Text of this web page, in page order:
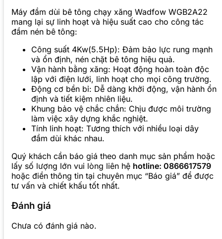
Máy đầm dùi bê tông chạy xăng Wadfow WGB2A22
mang lại sự linh hoạt và hiệu suất cao cho công tác
đầm nén bê tông:
Công suất 4Kw(5.5Hp): Đảm bảo lực rung mạnh
và ổn định, nén chặt bê tông hiệu quả.
Vận hành bằng xăng: Hoạt động hoàn toàn độc
lập với điện lưới, linh hoạt cho mọi công trường.
Động cơ bền bỉ: Dễ dàng khởi động, vận hành ổn
định và tiết kiệm nhiên liệu.
Khung bảo vệ chắc chắn: Chịu được môi trường
làm việc xây dựng khắc nghiệt.
Tính linh hoạt: Tương thích với nhiều loại dây
đầm dùi khác nhau.
Quý khách cần báo giá theo danh mục sản phẩm hoặc
lấy số lượng lớn vui lòng liên hệ hotline: 0866617579
hoặc điền thông tin tại chuyên mục “Báo giá” để được
tư vấn và chiết khấu tốt nhất.
Đánh giá
Chưa có đánh giá nào.